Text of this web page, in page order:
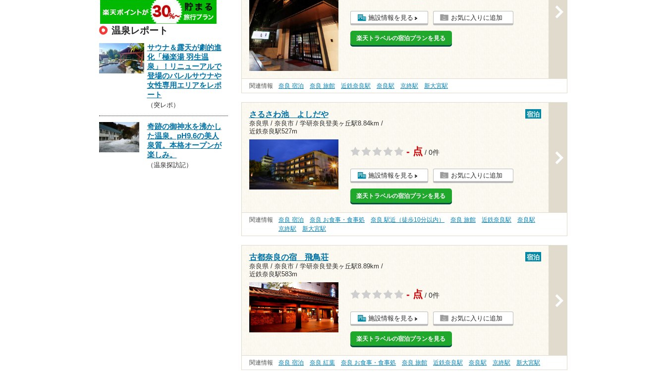
施設情報を見る お気に入りに追加
楽天トラベルの宿泊プランを見る
関連情報 奈良 宿泊 奈良 旅館 近鉄奈良駅 奈良駅 京終駅 新大宮駅
さるさわ池 よしだや
奈良県 / 奈良市 / 学研奈良登美ヶ丘駅8.84km /
近鉄奈良駅527m
宿泊
- 点 / 0件
施設情報を見る お気に入りに追加
楽天トラベルの宿泊プランを見る
関連情報 奈良 宿泊 奈良 お食事・食事処 奈良 駅近（徒歩10分以内） 奈良 旅館 近鉄奈良駅
奈良駅
京終駅
新大宮駅
古都奈良の宿 飛鳥荘
奈良県 / 奈良市 / 学研奈良登美ヶ丘駅8.89km /
近鉄奈良駅583m
宿泊
- 点 / 0件
施設情報を見る お気に入りに追加
楽天トラベルの宿泊プランを見る
関連情報 奈良 宿泊 奈良 紅葉 奈良 お食事・食事処 奈良 旅館 近鉄奈良駅 奈良駅 京終駅 新大宮駅
温泉レポート
サウナ＆露天が劇的進
化「極楽湯 羽生温
泉」！リニューアルで
登場のバレルサウナや
女性専用エリアをレポ
ート
（突レポ）
奇跡の御神水を沸かし
た温泉。pH9.6の美人
泉質。本格オープンが
楽しみ。
（温泉探訪記）